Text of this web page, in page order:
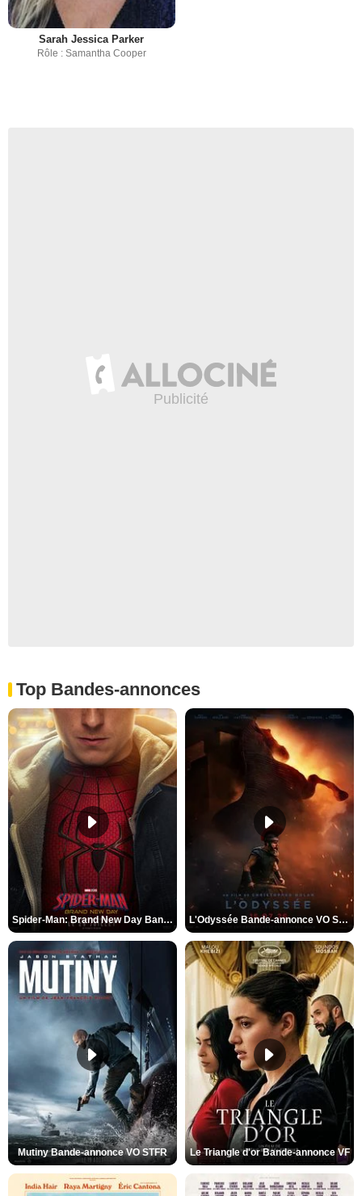
Sarah Jessica Parker
Rôle : Samantha Cooper
Top Bandes-annonces
Spider-Man: Brand New Day Bande-annonce VO STFR L'Odyssée Bande-annonce VO STFR
Mutiny Bande-annonce VO STFR Le Triangle d'or Bande-annonce VF